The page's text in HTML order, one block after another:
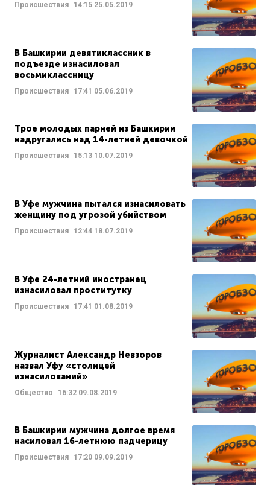
Происшествия 14:15 25.05.2019
В Башкирии девятиклассник в
подъезде изнасиловал
восьмиклассницу
Происшествия 17:41 05.06.2019
Трое молодых парней из Башкирии
надругались над 14-летней девочкой
Происшествия 15:13 10.07.2019
В Уфе мужчина пытался изнасиловать
женщину под угрозой убийством
Происшествия 12:44 18.07.2019
В Уфе 24-летний иностранец
изнасиловал проститутку
Происшествия 17:41 01.08.2019
Журналист Александр Невзоров
назвал Уфу «столицей
изнасилований»
Общество 16:32 09.08.2019
В Башкирии мужчина долгое время
насиловал 16-летнюю падчерицу
Происшествия 17:20 09.09.2019